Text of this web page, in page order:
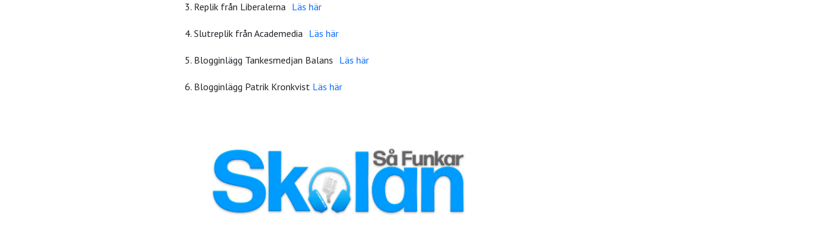
3. Replik från Liberalerna Läs här
4. Slutreplik från Academedia Läs här
5. Blogginlägg Tankesmedjan Balans Läs här
6. Blogginlägg Patrik Kronkvist Läs här